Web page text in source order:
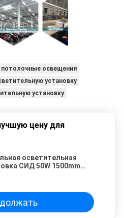
потолочные освещения
установку
установку
цену для
осветительная
СИД 50W 1500mm